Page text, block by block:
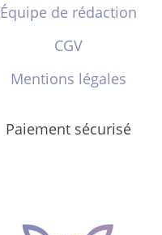
Équipe de rédaction
CGV
Mentions légales
Paiement sécurisé